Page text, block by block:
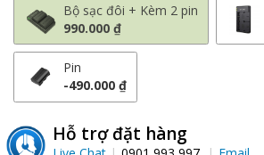
Bộ sạc đôi + Kèm 2 pin
990.000 ₫
Pin
-490.000 ₫
Hỗ trợ đặt hàng